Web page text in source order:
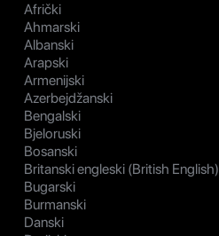
Afrički
Ahmarski
Albanski
Arapski
Armenijski
Azerbejdžanski
Bengalski
Bjeloruski
Bosanski
Britanski engleski (British English)
Bugarski
Burmanski
Danski